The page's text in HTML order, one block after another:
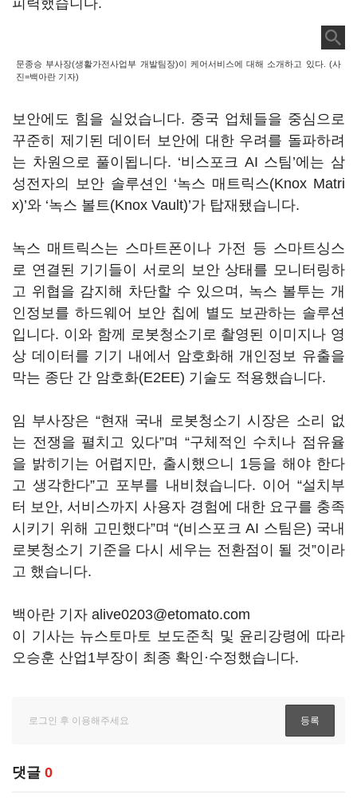
피력했습니다.
문종승 부사장(생활가전사업부 개발팀장)이 케어서비스에 대해 소개하고 있다. (사
진=백아란 기자)
보안에도 힘을 실었습니다. 중국 업체들을 중심으로
꾸준히 제기된 데이터 보안에 대한 우려를 돌파하려
는 차원으로 풀이됩니다. ‘비스포크 AI 스팀’에는 삼
성전자의 보안 솔루션인 ‘녹스 매트릭스(Knox Matri
x)’와 ‘녹스 볼트(Knox Vault)’가 탑재됐습니다.
녹스 매트릭스는 스마트폰이나 가전 등 스마트싱스
로 연결된 기기들이 서로의 보안 상태를 모니터링하
고 위협을 감지해 차단할 수 있으며, 녹스 볼투는 개
인정보를 하드웨어 보안 칩에 별도 보관하는 솔루션
입니다. 이와 함께 로봇청소기로 촬영된 이미지나 영
상 데이터를 기기 내에서 암호화해 개인정보 유출을
막는 종단 간 암호화(E2EE) 기술도 적용했습니다.
임 부사장은 “현재 국내 로봇청소기 시장은 소리 없
는 전쟁을 펼치고 있다”며 “구체적인 수치나 점유율
을 밝히기는 어렵지만, 출시했으니 1등을 해야 한다
고 생각한다”고 포부를 내비쳤습니다. 이어 “설치부
터 보안, 서비스까지 사용자 경험에 대한 요구를 충족
시키기 위해 고민했다”며 “(비스포크 AI 스팀은) 국내
로봇청소기 기준을 다시 세우는 전환점이 될 것”이라
고 했습니다.
백아란 기자 alive0203@etomato.com
이 기사는 뉴스토마토 보도준칙 및 윤리강령에 따라
오승훈 산업1부장이 최종 확인·수정했습니다.
댓글 0